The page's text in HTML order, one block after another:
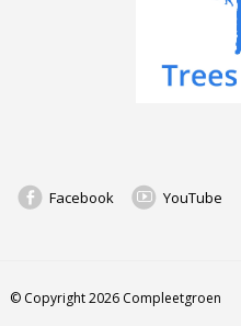
Facebook YouTube
© Copyright 2026 Compleetgroen